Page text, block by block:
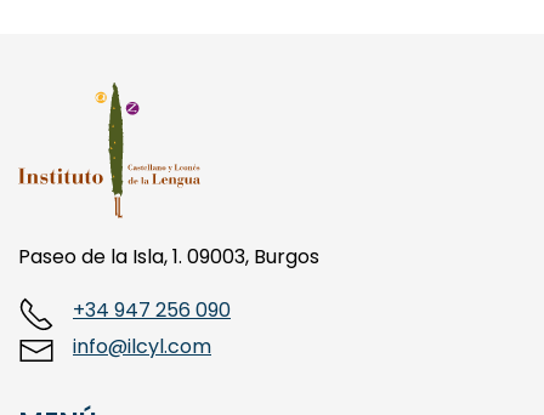
Paseo de la Isla, 1. 09003, Burgos
info@ilcyl.com